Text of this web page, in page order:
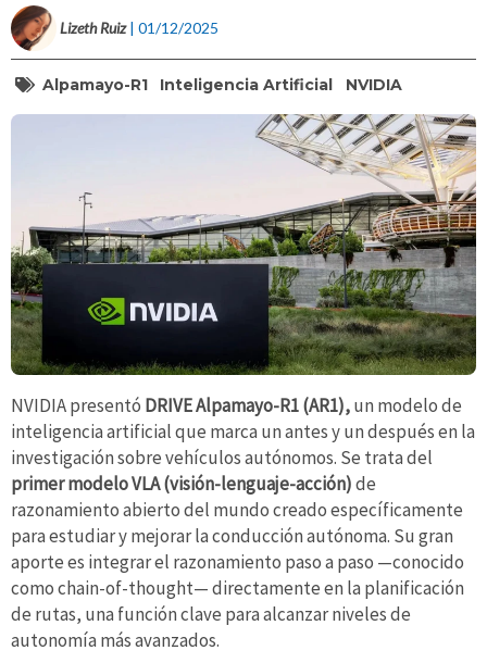
Lizeth Ruiz | 01/12/2025
Alpamayo-R1 Inteligencia Artificial NVIDIA
NVIDIA presentó DRIVE Alpamayo-R1 (AR1),un modelo de
inteligencia artificial que marca un antes y un después en la
investigación sobre vehículos autónomos. Se trata del
primer modelo VLA (visión-lenguaje-acción)de
razonamiento abierto del mundo creado específicamente
para estudiar y mejorar la conducción autónoma. Su gran
aporte es integrar el razonamiento paso a paso —conocido
como chain-of-thought— directamente en la planificación
de rutas, una función clave para alcanzar niveles de
autonomía más avanzados.